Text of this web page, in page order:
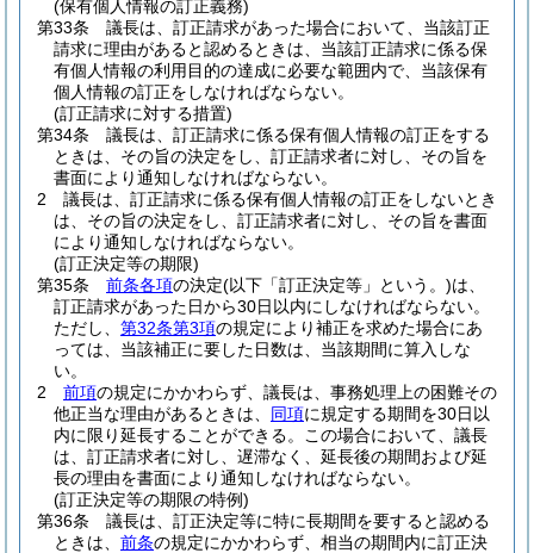
(保有個人情報の訂正義務)
第33条
議長は、訂正請求があった場合において、当該訂正
請求に理由があると認めるときは、当該訂正請求に係る保
有個人情報の利用目的の達成に必要な範囲内で、当該保有
個人情報の訂正をしなければならない。
(訂正請求に対する措置)
第34条
議長は、訂正請求に係る保有個人情報の訂正をする
ときは、その旨の決定をし、訂正請求者に対し、その旨を
書面により通知しなければならない。
2
議長は、訂正請求に係る保有個人情報の訂正をしないとき
は、その旨の決定をし、訂正請求者に対し、その旨を書面
により通知しなければならない。
(訂正決定等の期限)
第35条
前条各項の決定(以下「訂正決定等」という。)は、
訂正請求があった日から30日以内にしなければならない。
ただし、 第32条第3項の規定により補正を求めた場合にあ
っては、当該補正に要した日数は、当該期間に算入しな
い。
2
前項の規定にかかわらず、議長は、事務処理上の困難その
他正当な理由があるときは、 同項に規定する期間を30日以
内に限り延長することができる。
この場合において、議長
は、訂正請求者に対し、遅滞なく、延長後の期間および延
長の理由を書面により通知しなければならない。
(訂正決定等の期限の特例)
第36条
議長は、訂正決定等に特に長期間を要すると認める
ときは、 前条の規定にかかわらず、相当の期間内に訂正決